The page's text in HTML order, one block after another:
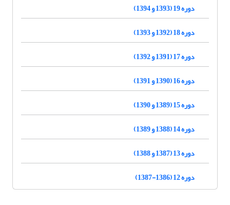
دوره 19 (1393 و 1394)
دوره 18 (1392 و 1393)
دوره 17 (1391 و 1392)
دوره 16 (1390 و 1391)
دوره 15 (1389 و 1390)
دوره 14 (1388 و 1389)
دوره 13 (1387 و 1388)
دوره 12 (1386-1387)